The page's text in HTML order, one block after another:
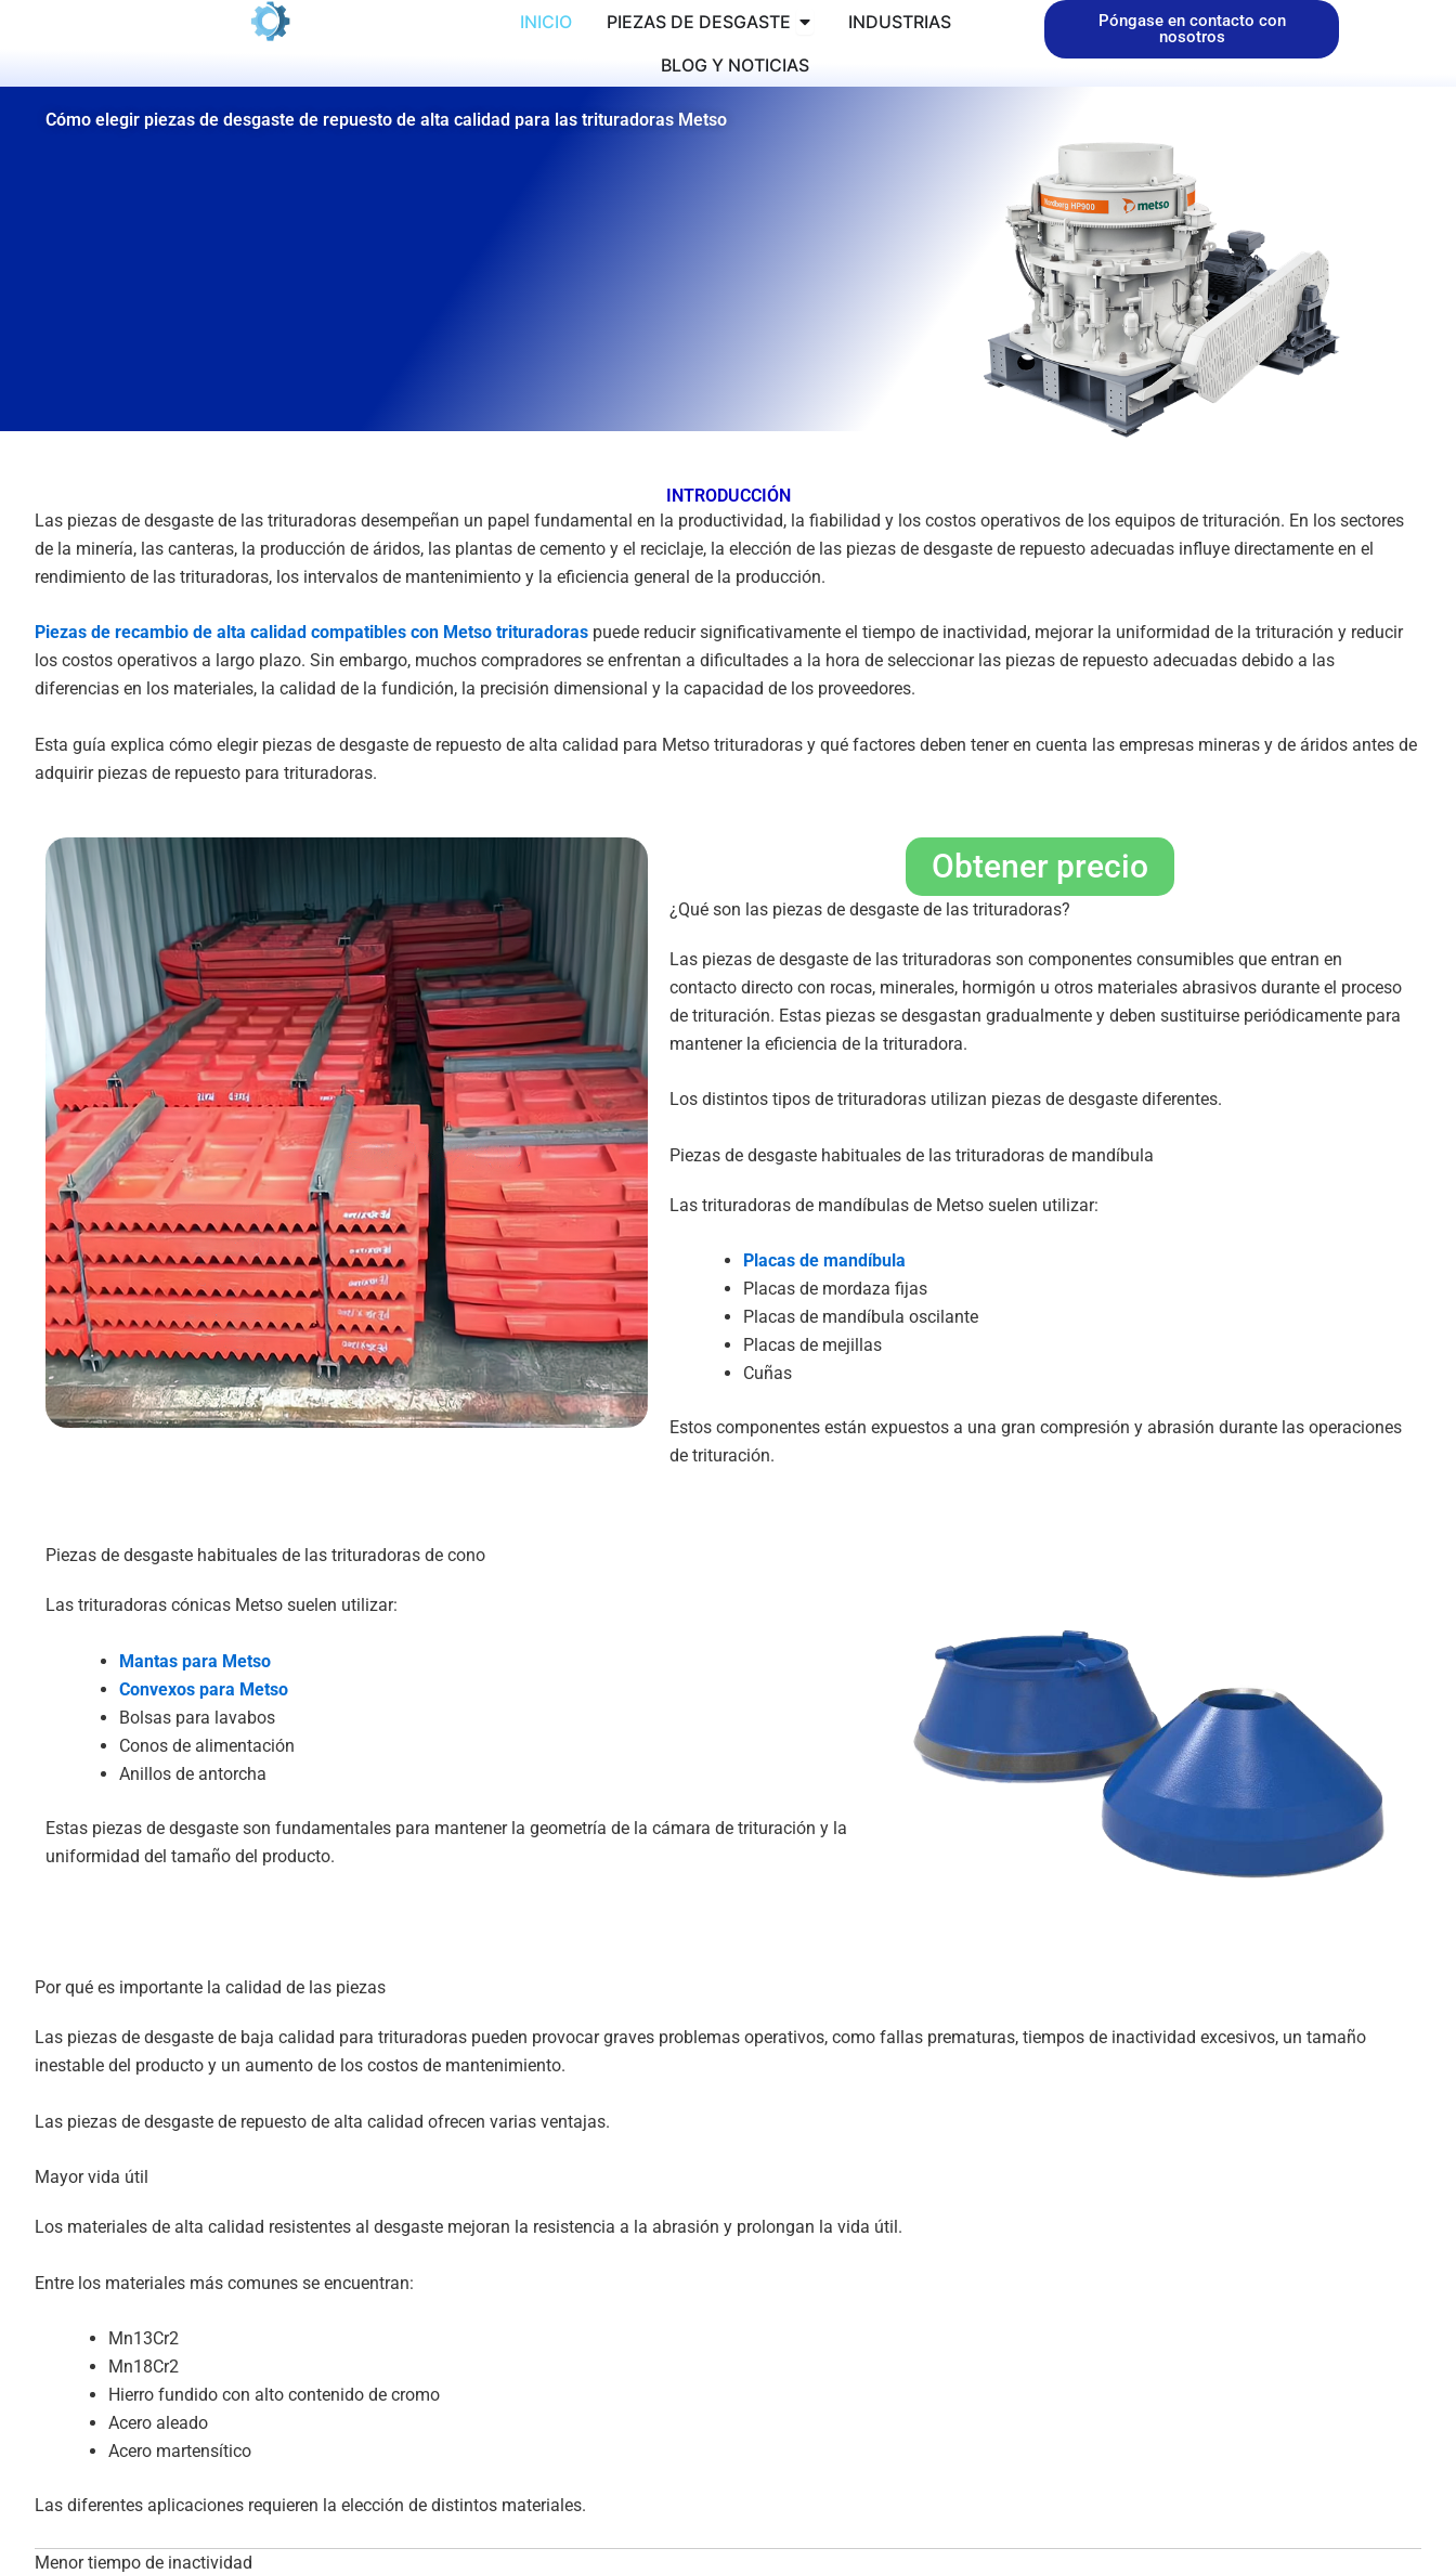
INICIO PIEZAS DE DESGASTE Abrir PIEZAS DE DESGASTE
INDUSTRIAS
BLOG Y NOTICIAS
Póngase en contacto con
nosotros
Cómo elegir piezas de desgaste de repuesto de alta calidad para las trituradoras Metso
INTRODUCCIÓN
Las piezas de desgaste de las trituradoras desempeñan un papel fundamental en la productividad, la fiabilidad y los costos operativos de los equipos de trituración. En los sectores
de la minería, las canteras, la producción de áridos, las plantas de cemento y el reciclaje, la elección de las piezas de desgaste de repuesto adecuadas influye directamente en el
rendimiento de las trituradoras, los intervalos de mantenimiento y la eficiencia general de la producción.
Piezas de recambio de alta calidad compatibles con Metso trituradoras puede reducir significativamente el tiempo de inactividad, mejorar la uniformidad de la trituración y reducir
los costos operativos a largo plazo. Sin embargo, muchos compradores se enfrentan a dificultades a la hora de seleccionar las piezas de repuesto adecuadas debido a las
diferencias en los materiales, la calidad de la fundición, la precisión dimensional y la capacidad de los proveedores.
Esta guía explica cómo elegir piezas de desgaste de repuesto de alta calidad para Metso trituradoras y qué factores deben tener en cuenta las empresas mineras y de áridos antes de
adquirir piezas de repuesto para trituradoras.
Obtener precio
¿Qué son las piezas de desgaste de las trituradoras?
Las piezas de desgaste de las trituradoras son componentes consumibles que entran en
contacto directo con rocas, minerales, hormigón u otros materiales abrasivos durante el proceso
de trituración. Estas piezas se desgastan gradualmente y deben sustituirse periódicamente para
mantener la eficiencia de la trituradora.
Los distintos tipos de trituradoras utilizan piezas de desgaste diferentes.
Piezas de desgaste habituales de las trituradoras de mandíbula
Las trituradoras de mandíbulas de Metso suelen utilizar:
Placas de mandíbula
Placas de mordaza fijas
Placas de mandíbula oscilante
Placas de mejillas
Cuñas
Estos componentes están expuestos a una gran compresión y abrasión durante las operaciones
de trituración.
Piezas de desgaste habituales de las trituradoras de cono
Las trituradoras cónicas Metso suelen utilizar:
Mantas para Metso
Convexos para Metso
Bolsas para lavabos
Conos de alimentación
Anillos de antorcha
Estas piezas de desgaste son fundamentales para mantener la geometría de la cámara de trituración y la
uniformidad del tamaño del producto.
Por qué es importante la calidad de las piezas
Las piezas de desgaste de baja calidad para trituradoras pueden provocar graves problemas operativos, como fallas prematuras, tiempos de inactividad excesivos, un tamaño
inestable del producto y un aumento de los costos de mantenimiento.
Las piezas de desgaste de repuesto de alta calidad ofrecen varias ventajas.
Mayor vida útil
Los materiales de alta calidad resistentes al desgaste mejoran la resistencia a la abrasión y prolongan la vida útil.
Entre los materiales más comunes se encuentran:
Mn13Cr2
Mn18Cr2
Hierro fundido con alto contenido de cromo
Acero aleado
Acero martensítico
Las diferentes aplicaciones requieren la elección de distintos materiales.
Menor tiempo de inactividad